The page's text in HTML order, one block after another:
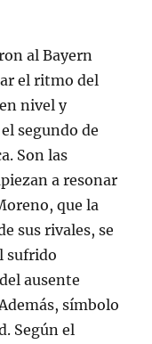
al Bayern
el ritmo del
nivel y
segundo de
Son las
a resonar
que la
sus rivales, se
sufrido
ausente
símbolo
Según el